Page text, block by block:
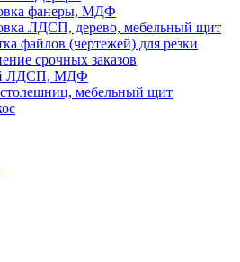
фанеры, МДФ
ЛДСП, дерево, мебельный щит
файлов (чертежей) для резки
срочных заказов
ЛДСП, МДФ
мебельный щит